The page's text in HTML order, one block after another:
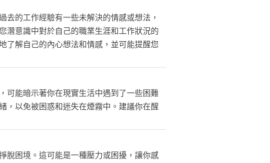
去的工作經驗有一些未解決的情感或想法，
潛意識中對於自己的職業生涯和工作狀況的
了解自己的內心想法和情感，並可能提醒您
可能暗示著你在現實生活中遇到了一些困難
，以免被困惑和迷失在煙霧中。建議你在醒
脫困境。這可能是一種壓力或困擾，讓你感